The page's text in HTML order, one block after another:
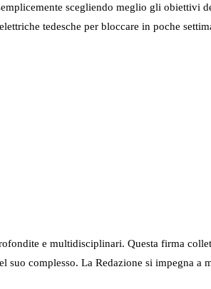
scegliendo meglio gli obiettivi
tedesche per bloccare in poche
e multidisciplinari. Questa firma
complesso. La Redazione si impegna a